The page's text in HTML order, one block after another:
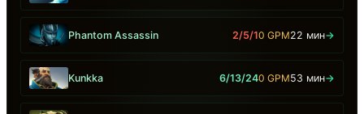
Phantom Assassin 2/5/10 GPM22 мин→
Kunkka 6/13/240 GPM53 мин→